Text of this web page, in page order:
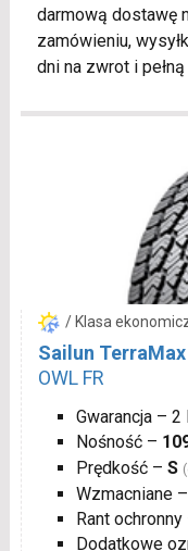
darmową dostawę
zamówieniu,
dni na zwrot i
/ Klasa
Sailun
OWL FR
Gwarancja – 2
Nośność –
Prędkość – S
Wzmacniane
Rant ochronny
Dodatkowe